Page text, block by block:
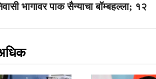
भागावर पाक सैन्याचा बॉम्बहल्ला; १२